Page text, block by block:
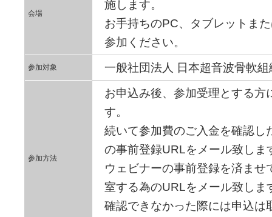
会場
施します。
お手持ちのPC、タブレットま
参加ください。
参加対象 一般社団法人 日本超音波骨軟
参加方法
お申込み後、参加受理とする方
す。
続いて参加費のご入金を確認し
の事前登録URLをメール致しま
ウェビナーの事前登録を済ま
室する為のURLをメール致しま
確認できなかった際には申込は